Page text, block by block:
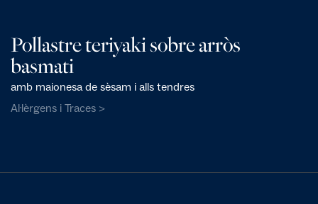
Pollastre teriyaki sobre arròs
basmati
amb maionesa de sèsam i alls tendres
Al·lèrgens i Traces >